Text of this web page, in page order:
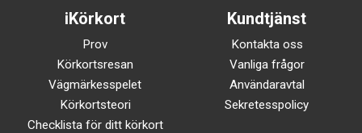
iKörkort
Prov
Körkortsresan
Vägmärkesspelet
Körkortsteori
Checklista för ditt körkort
Kundtjänst
Kontakta oss
Vanliga frågor
Användaravtal
Sekretesspolicy